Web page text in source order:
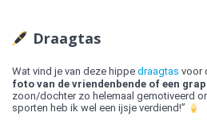
Draagtas
Wat vind je van deze hippe draagtas voor
foto van de vriendenbende of een
zoon/dochter zo helemaal gemotiveerd
sporten heb ik wel een ijsje verdiend!”